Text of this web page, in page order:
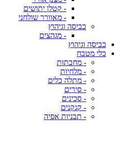
- קטלן יתושים
- מאוורר שולחני
כביסה וגיהוץ
- מגהצים
כביסה וגיהוץ
כלי מטבח
- מחבתות
- מלחיות
- מתלה כלים
- סירים
- סכינים
- קנקנים
- תבניות אפיה